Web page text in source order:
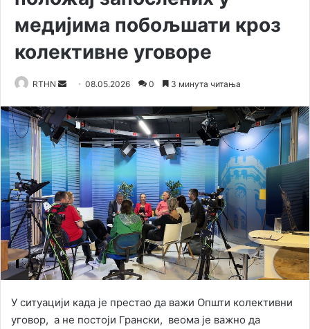
медијима побољшати кроз
колективне уговоре
RTHN
n
d
a
n
e
m
a
i
l
08.05.2026 0 3 минута читања
У ситуацији када је престао да важи Општи колективни
уговор, а не постоји Грански, веома је важно да